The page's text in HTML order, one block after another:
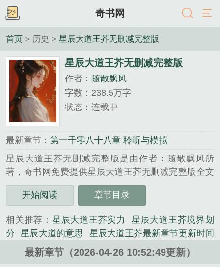
奇书网
首页 > 历史 > 星辰大道王芥无删减完整版
星辰大道王芥无删减完整版
作者： 随散飘风
字数：238.5万字
状态：连载中
最新章节： 第一千零八十八章 聆听与模拟
星辰大道王芥无删减完整版是由作者：随散飘风所
著，奇书网免费提供星辰大道王芥无删减完整版全文
在线阅读。
三秒记住本站：奇书网 网址：www.7cbook.cc...
的历史类小说。
开始阅读 章节目录
相关推荐： 星辰大道王芥实力
星辰大道王芥境界划
分
星辰大道的意思
星辰大道王芥最新章节更新时间
星辰大道王芥的真实身份 什么是星辰大道
辰大道陷阱卡
星辰大路叶修 星辰大海王西 星辰大
最新章节（2026-04-26 10:52:49更新）